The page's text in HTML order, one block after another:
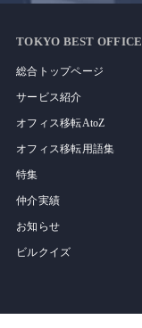
TOKYO BEST OFFICE
総合トップページ
サービス紹介
オフィス移転AtoZ
オフィス移転用語集
特集
仲介実績
お知らせ
ビルクイズ